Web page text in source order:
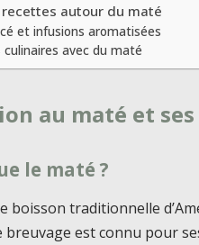
autour du maté
et infusions aromatisées
culinaires avec du maté
au maté et
le maté ?
boisson traditionnelle
breuvage est connu pour